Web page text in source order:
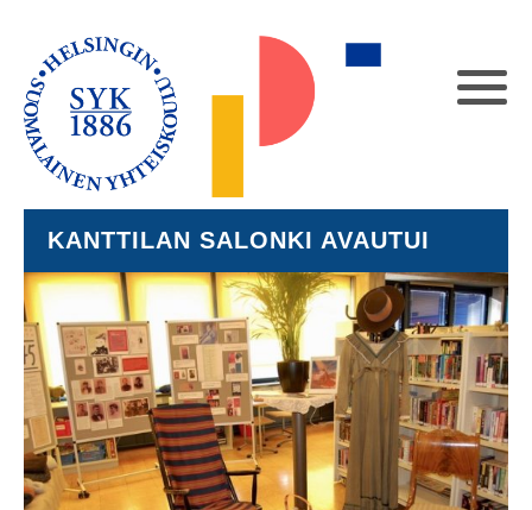
KANTTILAN SALONKI AVAUTUI